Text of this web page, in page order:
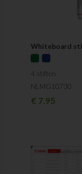
Whiteboard
4 stiften
NLMG10730
€7.95